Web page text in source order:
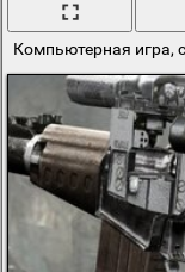
Компьютерная игра,